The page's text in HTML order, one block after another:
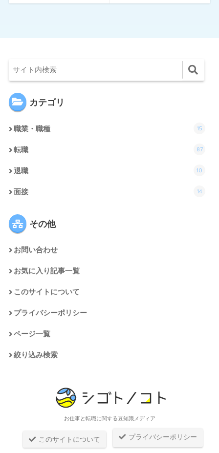
カテゴリ
職業・職種 15
転職 87
退職 10
面接 14
その他
お問い合わせ
お気に入り記事一覧
このサイトについて
プライバシーポリシー
ページ一覧
絞り込み検索
お仕事と転職に関する豆知識メディア
このサイトについて プライバシーポリシー